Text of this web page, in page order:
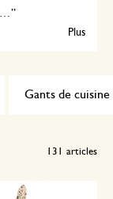
Plus
Gants de cuisine
131 articles